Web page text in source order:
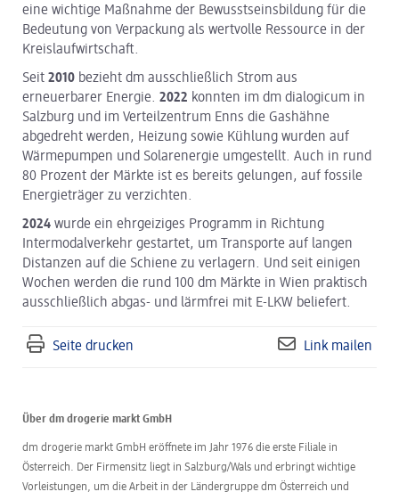
eine wichtige Maßnahme der Bewusstseinsbildung für die
Bedeutung von Verpackung als wertvolle Ressource in der
Kreislaufwirtschaft.
Seit 2010 bezieht dm ausschließlich Strom aus
erneuerbarer Energie. 2022 konnten im dm dialogicum in
Salzburg und im Verteilzentrum Enns die Gashähne
abgedreht werden, Heizung sowie Kühlung wurden auf
Wärmepumpen und Solarenergie umgestellt. Auch in rund
80 Prozent der Märkte ist es bereits gelungen, auf fossile
Energieträger zu verzichten.
2024 wurde ein ehrgeiziges Programm in Richtung
Intermodalverkehr gestartet, um Transporte auf langen
Distanzen auf die Schiene zu verlagern. Und seit einigen
Wochen werden die rund 100 dm Märkte in Wien praktisch
ausschließlich abgas- und lärmfrei mit E-LKW beliefert.
Seite drucken Link mailen
Über dm drogerie markt GmbH
dm drogerie markt GmbH eröffnete im Jahr 1976 die erste Filiale in
Österreich. Der Firmensitz liegt in Salzburg/Wals und erbringt wichtige
Vorleistungen, um die Arbeit in der Ländergruppe dm Österreich und